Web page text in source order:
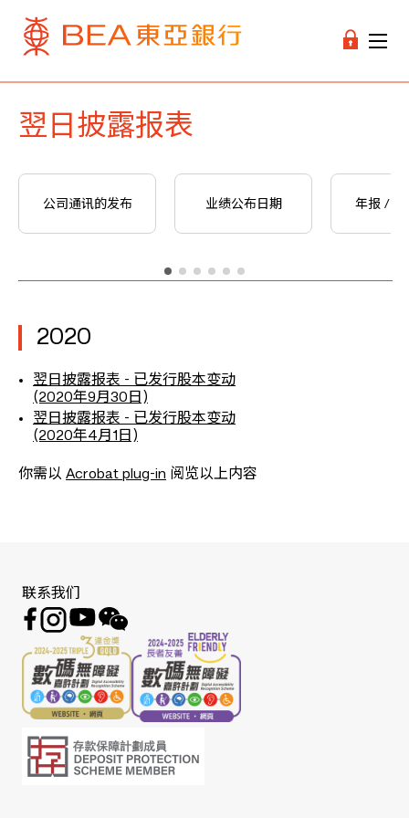
翌日披露报表
公司通讯的发布 业绩公布日期 年报 / 中
2020
翌日披露报表 - 已发行股本变动
(2020年9月30日)
翌日披露报表 - 已发行股本变动
(2020年4月1日)
你需以 Acrobat plug-in 阅览以上内容
联系我们